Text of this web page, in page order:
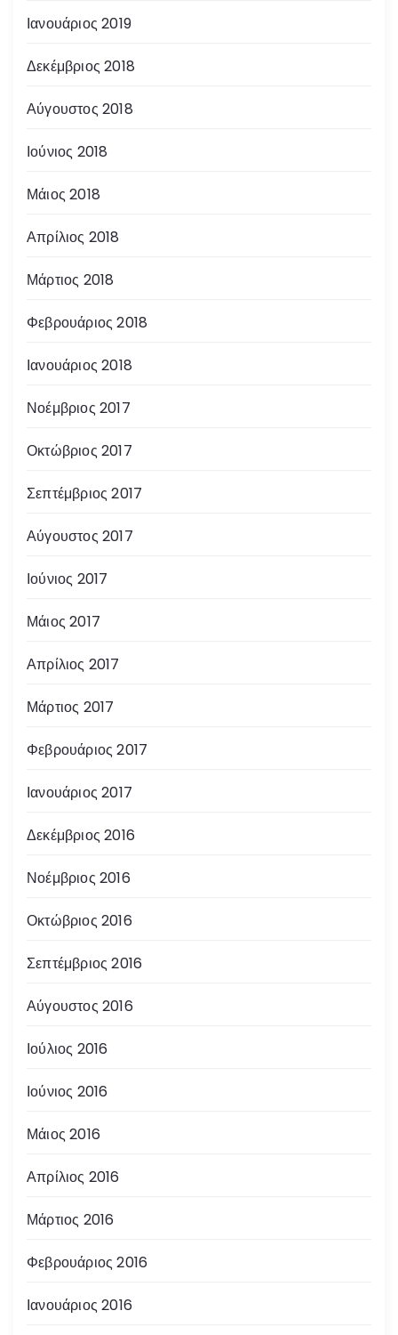
Ιανουάριος 2019
Δεκέμβριος 2018
Αύγουστος 2018
Ιούνιος 2018
Μάιος 2018
Απρίλιος 2018
Μάρτιος 2018
Φεβρουάριος 2018
Ιανουάριος 2018
Νοέμβριος 2017
Οκτώβριος 2017
Σεπτέμβριος 2017
Αύγουστος 2017
Ιούνιος 2017
Μάιος 2017
Απρίλιος 2017
Μάρτιος 2017
Φεβρουάριος 2017
Ιανουάριος 2017
Δεκέμβριος 2016
Νοέμβριος 2016
Οκτώβριος 2016
Σεπτέμβριος 2016
Αύγουστος 2016
Ιούλιος 2016
Ιούνιος 2016
Μάιος 2016
Απρίλιος 2016
Μάρτιος 2016
Φεβρουάριος 2016
Ιανουάριος 2016